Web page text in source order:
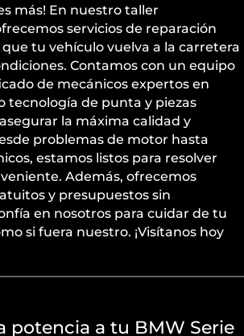
más! En nuestro taller
servicios de reparación
tu vehículo vuelva a la carretera
Contamos con un equipo
de mecánicos expertos en
tecnología de punta y piezas
la máxima calidad y
problemas de motor hasta
estamos listos para resolver
Además, ofrecemos
y presupuestos sin
en nosotros para cuidar de tu
si fuera nuestro. ¡Visítanos hoy
potencia a tu BMW Serie